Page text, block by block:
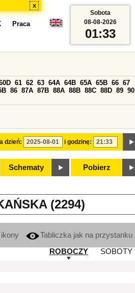
x
Praca
dzień: i godzinę:
61 62 63 64A 64B 65A 65B 66 67
86 87A 87B 88A 88B 88C 88D 89 90
Schematy Pobierz
Sobota
08-08-2026
01:33
(2294)
ikony
Tabliczka jak na przystanku
ROBOCZY
SOBOTY